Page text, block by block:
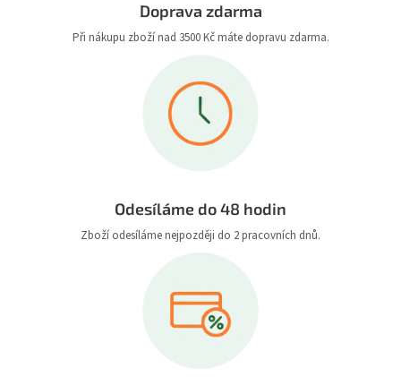
Doprava zdarma
Při nákupu zboží nad 3500 Kč máte dopravu zdarma.
Odesíláme do 48 hodin
Zboží odesíláme nejpozději do 2 pracovních dnů.